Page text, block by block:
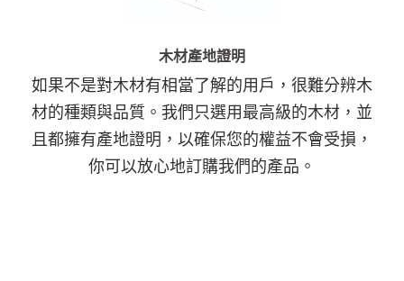
木材產地證明
如果不是對木材有相當了解的用戶，很難分辨木
材的種類與品質。我們只選用最高級的木材，並
且都擁有產地證明，以確保您的權益不會受損，
你可以放心地訂購我們的產品。